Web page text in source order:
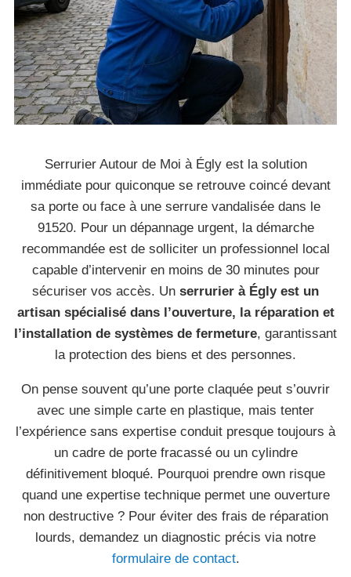
Serrurier Autour de Moi à Égly est la solution
immédiate pour quiconque se retrouve coincé devant
sa porte ou face à une serrure vandalisée dans le
91520. Pour un dépannage urgent, la démarche
recommandée est de solliciter un professionnel local
capable d’intervenir en moins de 30 minutes pour
sécuriser vos accès. Un serrurier à Égly est un
artisan spécialisé dans l’ouverture, la réparation et
l’installation de systèmes de fermeture, garantissant
la protection des biens et des personnes.
On pense souvent qu’une porte claquée peut s’ouvrir
avec une simple carte en plastique, mais tenter
l’expérience sans expertise conduit presque toujours à
un cadre de porte fracassé ou un cylindre
définitivement bloqué. Pourquoi prendre own risque
quand une expertise technique permet une ouverture
non destructive ? Pour éviter des frais de réparation
lourds, demandez un diagnostic précis via notre
formulaire de contact.